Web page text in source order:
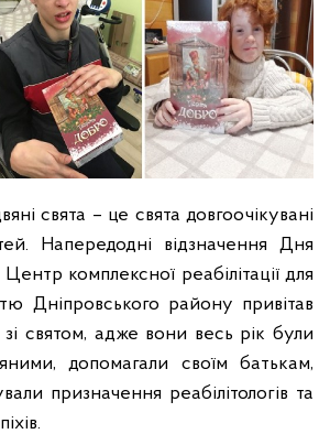
свята – це свята довгоочікувані
Напередодні відзначення Дня
комплексної реабілітації для
Дніпровського району привітав
зі святом, адже вони весь рік були
допомагали своїм батькам,
призначення реабілітологів та